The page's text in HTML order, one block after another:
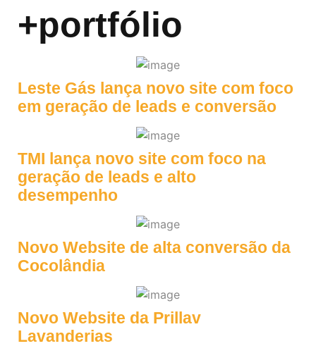
+portfólio
Leste Gás lança novo site com foco
em geração de leads e conversão
TMI lança novo site com foco na
geração de leads e alto
desempenho
Novo Website de alta conversão da
Cocolândia
Novo Website da Prillav
Lavanderias